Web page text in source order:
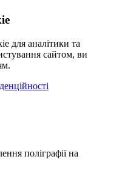
для аналітики та
сайтом, ви
поліграфії на